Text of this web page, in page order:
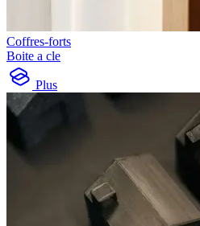
Coffres-forts
Boite a cle
Plus